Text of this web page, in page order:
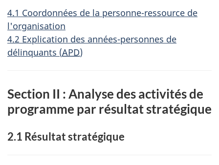
4.1 Coordonnées de la personne-ressource de
l'organisation
4.2 Explication des années-personnes de
délinquants (APD)
Section II : Analyse des activités de
programme par résultat stratégique
2.1 Résultat stratégique